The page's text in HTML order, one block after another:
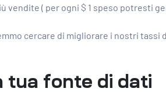
vendite ( per ogni $ 1 speso potresti
cercare di migliorare i nostri tassi
tua fonte di dati